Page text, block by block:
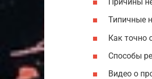
Типичные
Как точно
Способы
Видео о